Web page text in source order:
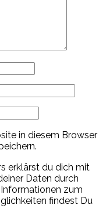
in diesem Browser
erklärst du dich mit
Daten durch
zum
findest Du